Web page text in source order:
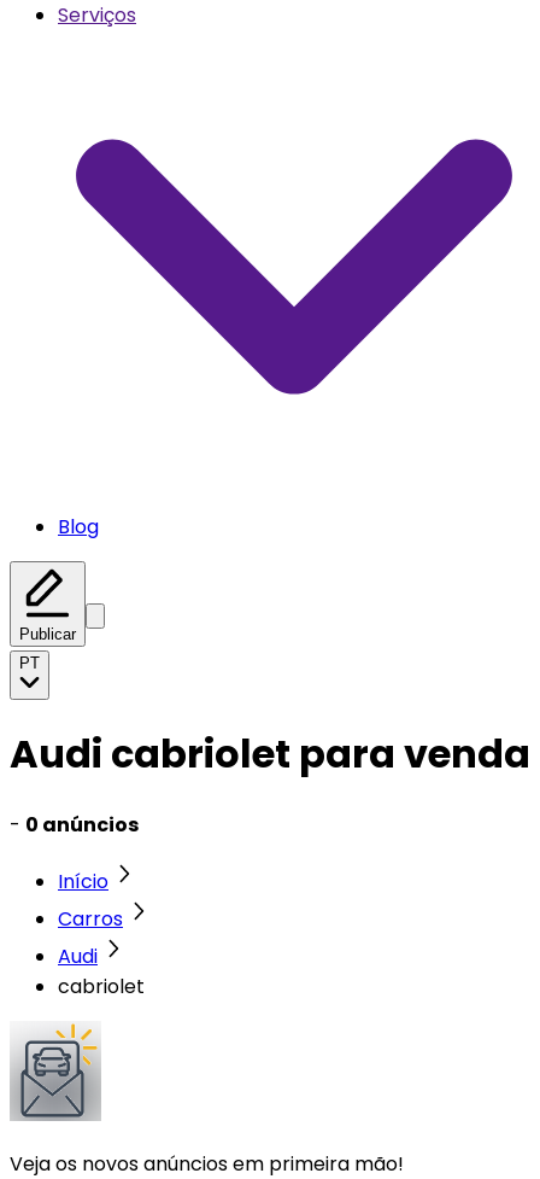
Serviços
Blog
Publicar
PT
Audi cabriolet para venda
- 0 anúncios
Início
Carros
Audi
cabriolet
Veja os novos anúncios em primeira mão!